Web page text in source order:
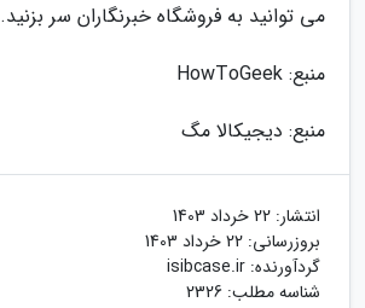
می توانید به فروشگاه خبرنگاران سر بزنید.
منبع: HowToGeek
منبع: دیجیکالا مگ
انتشار: 22 خرداد 1403
بروزرسانی: 22 خرداد 1403
گردآورنده: isibcase.ir
شناسه مطلب: 2326